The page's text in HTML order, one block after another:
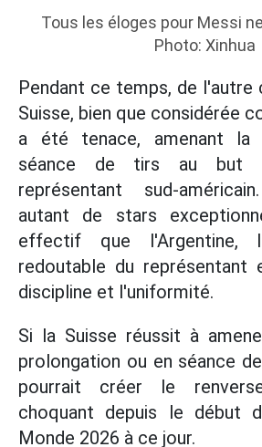
Tous les éloges pour Messi
Photo: Xinhua
Pendant ce temps, de
Suisse, bien que considérée
a été tenace, amenant la
séance de tirs au but
représentant sud-
autant de stars
effectif que l'Argentine,
redoutable du représentant
discipline et l'uniformité.
Si la Suisse réussit à
prolongation ou en séance
pourrait créer le
choquant depuis le début
Monde 2026 à ce jour.